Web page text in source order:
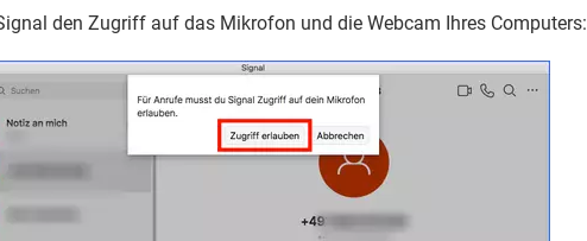
den Zugriff auf das Mikrofon und die Webcam Ihres Computers: